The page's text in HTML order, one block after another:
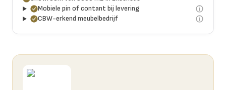
Mobiele pin of contant bij levering
CBW-erkend meubelbedrijf